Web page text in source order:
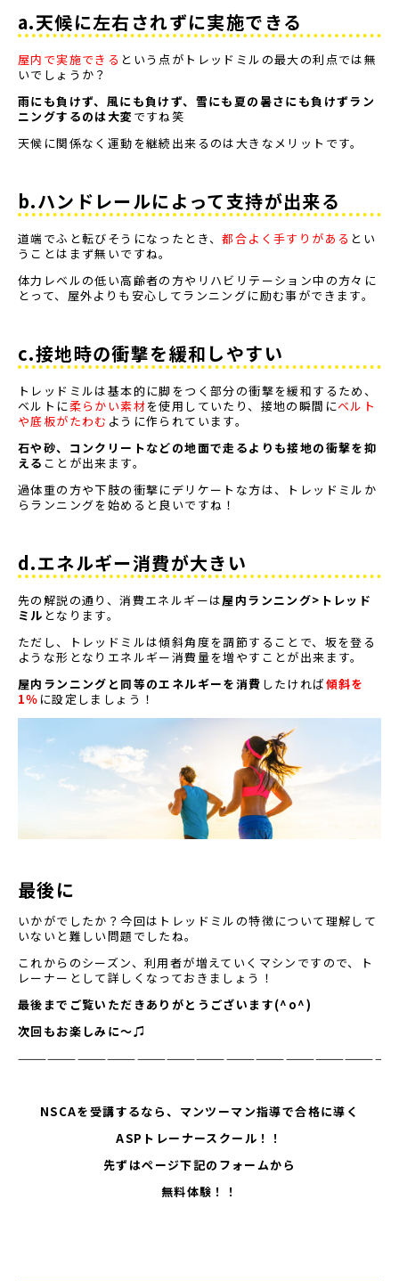
a.天候に左右されずに実施できる
屋内で実施できる という点がトレッドミルの最大の利点では無
いでしょうか？
雨にも負けず、風にも負けず、雪にも夏の暑さにも負けずラン
ニングするのは大変 ですね笑
天候に関係なく運動を継続出来るのは大きなメリットです。
b.ハンドレールによって支持が出来る
道端でふと転びそうになったとき、都合よく手すりがある とい
うことはまず無いですね。
体力レベルの低い高齢者の方やリハビリテーション中の方々に
とって、屋外よりも安心してランニングに励む事ができます。
c.接地時の衝撃を緩和しやすい
トレッドミルは基本的に脚をつく部分の衝撃を緩和するため、
ベルトに柔らかい素材を使用していたり、接地の瞬間にベルト
や底板がたわむ ように作られています。
石や砂、コンクリートなどの地面で走るよりも接地の衝撃を抑
える ことが出来ます。
過体重の方や下肢の衝撃にデリケートな方は、トレッドミルか
らランニングを始めると良いですね！
d.エネルギー消費が大きい
先の解説の通り、消費エネルギーは屋内ランニング>トレッド
ミル となります。
ただし、トレッドミルは傾斜角度を調節することで、坂を登る
ような形となりエネルギー消費量を増やすことが出来ます。
屋内ランニングと同等のエネルギーを消費 したければ傾斜を
1％ に設定しましょう！
最後に
いかがでしたか？今回はトレッドミルの特徴について理解して
いないと難しい問題でしたね。
これからのシーズン、利用者が増えていくマシンですので、ト
レーナーとして詳しくなっておきましょう！
最後までご覧いただきありがとうございます(^o^)
次回もお楽しみに〜♫
NSCAを受講するなら、マンツーマン指導で合格に導く
ASPトレーナースクール！！
先ずはページ下記のフォームから
無料体験！！